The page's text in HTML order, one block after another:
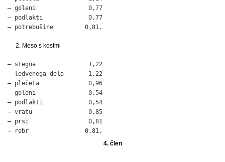
– goleni               0,77
– podlakti             0,77
– potrebušine         0,81.
2. Meso s kostmi
– stegna               1,22
– ledvenega dela       1,22
– plečeta              0,96
– goleni               0,54
– podlakti             0,54
– vratu                0,85
– prsi                 0,81
– rebr                0,81.
4. člen